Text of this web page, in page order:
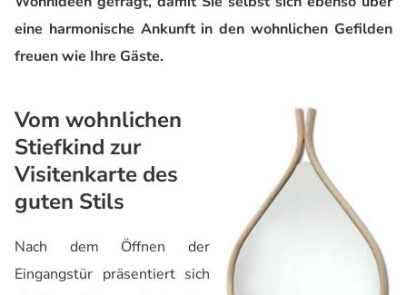
eine harmonische Ankunft in den wohnlichen Gefilden
freuen wie Ihre Gäste.
Vom wohnlichen
Stiefkind zur
Visitenkarte des
guten Stils
Nach dem Öffnen der
Eingangstür präsentiert sich